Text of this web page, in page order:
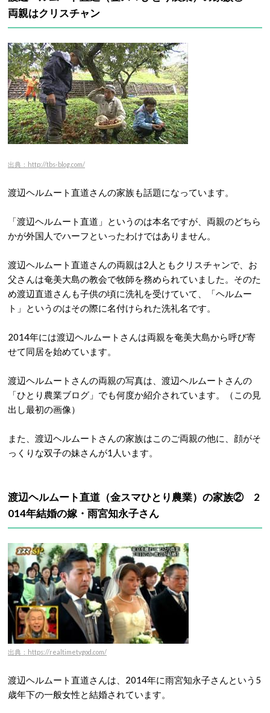
両親はクリスチャン
出典：http://tbs-blog.com/
渡辺ヘルムート直道さんの家族も話題になっています。
「渡辺ヘルムート直道」というのは本名ですが、両親のどちら
かが外国人でハーフといったわけではありません。
渡辺ヘルムート直道さんの両親は2人ともクリスチャンで、お
父さんは奄美大島の教会で牧師を務められていました。そのた
め渡辺直道さんも子供の頃に洗礼を受けていて、「ヘルムー
ト」というのはその際に名付けられた洗礼名です。
2014年には渡辺ヘルムートさんは両親を奄美大島から呼び寄
せて同居を始めています。
渡辺ヘルムートさんの両親の写真は、渡辺ヘルムートさんの
「ひとり農業ブログ」でも何度か紹介されています。（この見
出し最初の画像）
また、渡辺ヘルムートさんの家族はこのご両親の他に、顔がそ
っくりな双子の妹さんが1人います。
渡辺ヘルムート直道（金スマひとり農業）の家族② 2
014年結婚の嫁・雨宮知永子さん
出典：https://realtimetvgod.com/
渡辺ヘルムート直道さんは、2014年に雨宮知永子さんという5
歳年下の一般女性と結婚されています。